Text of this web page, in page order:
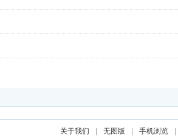
关于我们 无图版 手机浏览